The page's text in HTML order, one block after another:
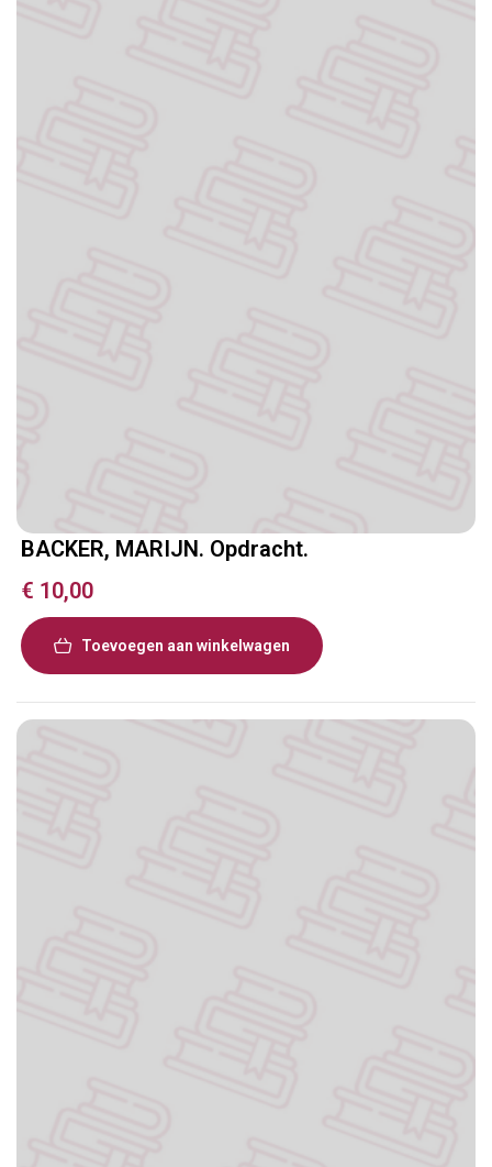
BACKER, MARIJN. Opdracht.
€ 10,00
Toevoegen aan winkelwagen